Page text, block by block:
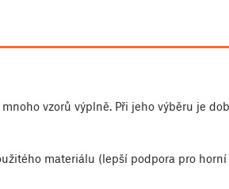
vzorů výplně. Při jeho výběru je
materiálu (lepší podpora pro